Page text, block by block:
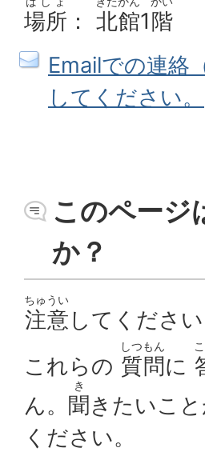
場所 ： 北館1階
Emailでの連絡
してください。
このページ
か？
注意
ちゅうい
してください
これらの 質問
しつもん
に
ん。 聞
き
きたいこ
ください。